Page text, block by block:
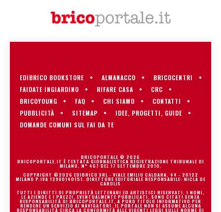
EDIBRICO BOOKSTORE ALMANACCO
BRICOCENTRI
FAIDATE INGIARDINO
RIFARE CASA
CRC
BRICOYOUNG
FAQ CHI SIAMO
CONTATTI
PUBBLICITÀ
SITEMAP
IDEE, PROGETTI, GUIDE
DOMANDE COMUNI SUL FAI DA TE
BRICOPORTALE © 2026
BRICOPORTALE.IT È TESTATA GIORNALISTICA REGISTRAZIONE TRIBUNALE DI
MILANO, N° 467 DEL 17 SETTEMBRE 2010.
COPYRIGHT ©2026 EDIBRICO SRL - VIALE EMILIO CALDARA, 44 - 20122
MILANO P.IVA 12980140151. DIRETTORE EDITORIALE RESPONSABILE: NICLA DE
CAROLIS
TUTTI I DIRITTI DI PROPRIETÀ LETTERARI ED ARTISTICI RISERVATI. I NOMI,
LE AZIENDE E I PREZZI, EVENTUALMENTE PUBBLICATI, SONO CITATI SENZA
RESPONSABILITÀ DI BRICOPORTALE.IT, A PURO TITOLO INFORMATIVO PER
RENDERE UN SERVIZIO AI NAVIGATORI. IL PORTALE NON SI ASSUME ALCUNA
RESPONSABILITÀ CIRCA LA CONFORMITÀ ALLE VIGENTI LEGGI SULLE NORME DI